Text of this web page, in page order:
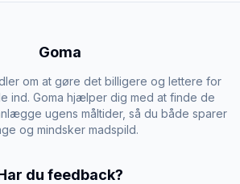
Goma
om at gøre det billigere og lettere for
ind. Goma hjælper dig med at finde de
ugens måltider, så du både sparer
og mindsker madspild.
du feedback?